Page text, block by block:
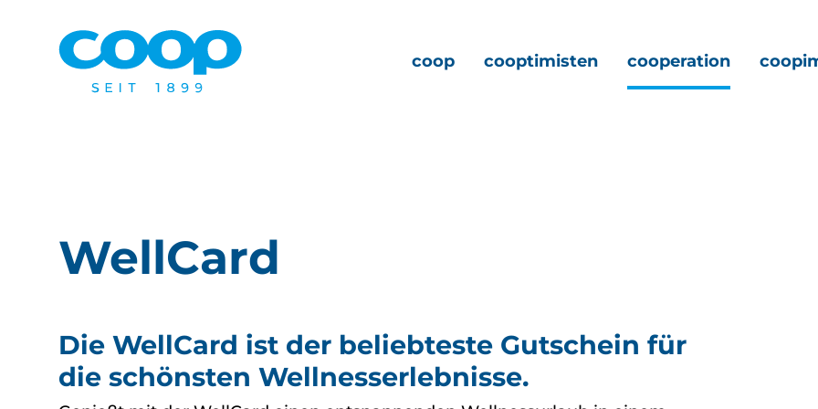
coop cooptimisten cooperation
WellCard
Die WellCard ist der beliebteste Gutschein für
die schönsten Wellnesserlebnisse.